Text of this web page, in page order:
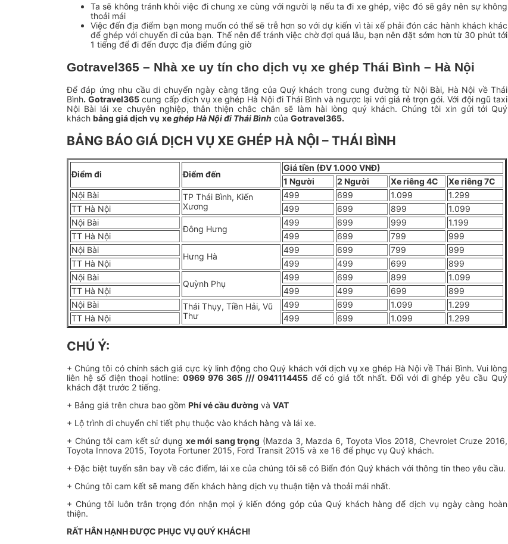
Ta sẽ không tránh khỏi việc đi chung xe cùng với người lạ nếu ta đi xe ghép, việc đó sẽ gây nên sự không
thoải mái
Việc đến địa điểm bạn mong muốn có thể sẽ trễ hơn so với dự kiến vì tài xế phải đón các hành khách khác
để ghép với chuyến đi của bạn. Thế nên để tránh việc chờ đợi quá lâu, bạn nên đặt sớm hơn từ 30 phút tới
1 tiếng để đi đến được địa điểm đúng giờ
Gotravel365 – Nhà xe uy tín cho dịch vụ xe ghép Thái Bình – Hà Nội
Để đáp ứng nhu cầu di chuyển ngày càng tăng của Quý khách trong cung đường từ Nội Bài, Hà Nội về Thái
Bình. Gotravel365 cung cấp dịch vụ xe ghép Hà Nội đi Thái Bình và ngược lại với giá rẻ trọn gói. Với đội ngũ taxi
Nội Bài lái xe chuyên nghiệp, thân thiện chắc chắn sẽ làm hài lòng quý khách. Chúng tôi xin gửi tới Quý
khách bảng giá dịch vụ xeghép Hà Nội đi Thái Bình của Gotravel365.
BẢNG BÁO GIÁ DỊCH VỤ XE GHÉP HÀ NỘI – THÁI BÌNH
Điểm đi Điểm đến
Giá tiền (ĐV 1.000 VNĐ)
1 Người
2 Người Xe riêng 4C
Xe riêng 7C
Nội Bài
TP Thái Bình, Kiến
Xương
499 699 1.099
1.299
TT Hà Nội
499 699 899
1.099
Nội Bài
Đông Hưng
499 699 999
1.199
TT Hà Nội
499 699 799
999
Nội Bài
Hưng Hà
499 699 799
999
TT Hà Nội
499 499 699
899
Nội Bài
Quỳnh Phụ
499 699 899
1.099
TT Hà Nội
499 499 699
899
Nội Bài
Thái Thụy, Tiền Hải, Vũ
Thư
499 699 1.099
1.299
TT Hà Nội
499 699 1.099 1.299
CHÚ Ý:
+ Chúng tôi có chính sách giá cực kỳ linh động cho Quý khách với dịch vụ xe ghép Hà Nội về Thái Bình. Vui lòng
liên hệ số điện thoại hotline:0969 976 365 /// 0941114455để có giá tốt nhất. Đối với đi ghép yêu cầu Quý
khách đặt trước 2 tiếng.
+ Bảng giá trên chưa bao gồm Phí vé cầu đường và VAT
+ Lộ trình di chuyển chi tiết phụ thuộc vào khách hàng và lái xe.
+ Chúng tôi cam kết sử dụng xe mới sang trọng (Mazda 3, Mazda 6, Toyota Vios 2018, Chevrolet Cruze 2016,
Toyota Innova 2015, Toyota Fortuner 2015, Ford Transit 2015 và xe 16 để phục vụ Quý khách.
+ Đặc biệt tuyến sân bay về các điểm, lái xe của chúng tôi sẽ có Biển đón Quý khách với thông tin theo yêu cầu.
+ Chúng tôi cam kết sẽ mang đến khách hàng dịch vụ thuận tiện và thoải mái nhất.
+ Chúng tôi luôn trân trọng đón nhận mọi ý kiến đóng góp của Quý khách hàng để dịch vụ ngày càng hoàn
thiện.
RẤT HÂN HẠNH ĐƯỢC PHỤC VỤ QUÝ KHÁCH!